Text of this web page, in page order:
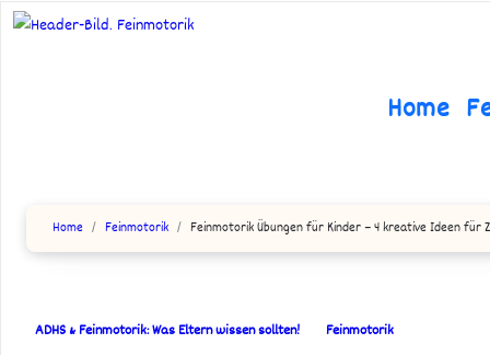
Zum
Home
Home Feinmotorik Feinmotorik Übungen für Kinder – 4 kreative Ideen für
ADHS & Feinmotorik: Was Eltern wissen sollten! Feinmotorik